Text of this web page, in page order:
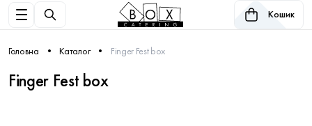
Кошик
Головна Каталог Finger Fest box
Finger Fest box